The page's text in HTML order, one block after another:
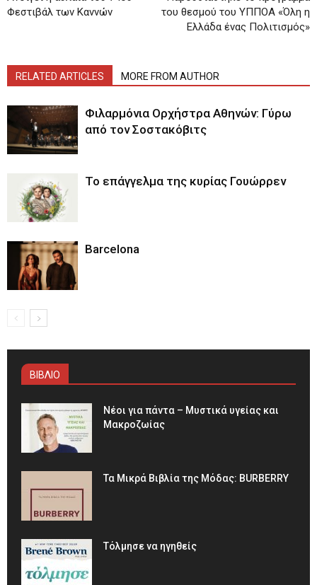
Φεστιβάλ των Καννών
του θεσμού του ΥΠΠΟΑ «Όλη η
Ελλάδα ένας Πολιτισμός»
RELATED ARTICLES MORE FROM AUTHOR
Φιλαρμόνια Ορχήστρα Αθηνών: Γύρω
από τον Σοστακόβιτς
Το επάγγελμα της κυρίας Γουώρρεν
Barcelona
ΒΙΒΛΙΟ
Νέοι για πάντα – Μυστικά υγείας και
Μακροζωίας
Τα Μικρά Βιβλία της Μόδας: BURBERRY
Τόλμησε να ηγηθείς